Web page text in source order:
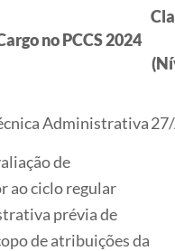
no PCCS 2024
Administrativa
de
ao ciclo regular
prévia de
de atribuições da